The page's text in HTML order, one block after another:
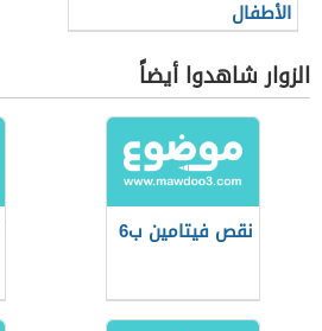
الأطفال
الزوار شاهدوا أيضاً
نقص فيتامين ب6